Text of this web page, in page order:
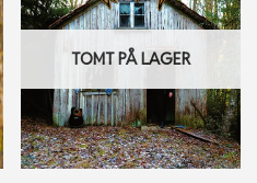
TOMT PÅ LAGER